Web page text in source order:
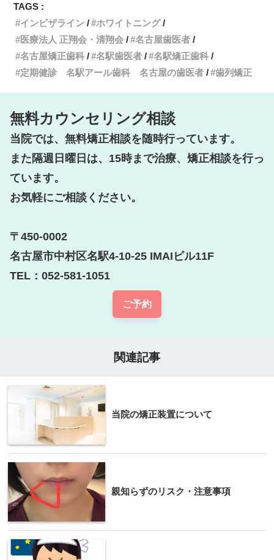
TAGS :
インビザライン
ホワイトニング
医療法人 正翔会・清翔会
名古屋歯医者
名古屋矯正歯科
名駅歯医者
名駅矯正歯科
定期健診 名駅アール歯科 名古屋の歯医者
歯列矯正
無料カウンセリング相談
当院では、無料矯正相談を随時行っています。
また隔週日曜日は、15時まで治療、矯正相談を行っ
ています。
お気軽にご相談ください。
〒450-0002
名古屋市中村区名駅4-10-25 IMAIビル11F
TEL：052-581-1051
ご予約
関連記事
当院の矯正装置について
親知らずのリスク・注意事項